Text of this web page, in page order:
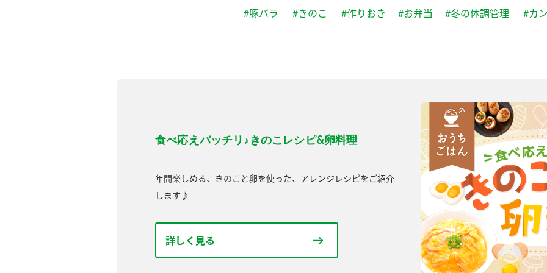
#豚バラ #きのこ #作りおき #お弁当 #冬の体調管理 #カ
食べ応えバッチリ♪きのこレシピ&卵料理
年間楽しめる、きのこと卵を使った、アレンジレシピをご紹介
します♪
詳しく見る